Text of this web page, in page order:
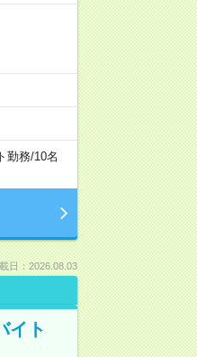
勤務/10名
日：2026.08.03
イト